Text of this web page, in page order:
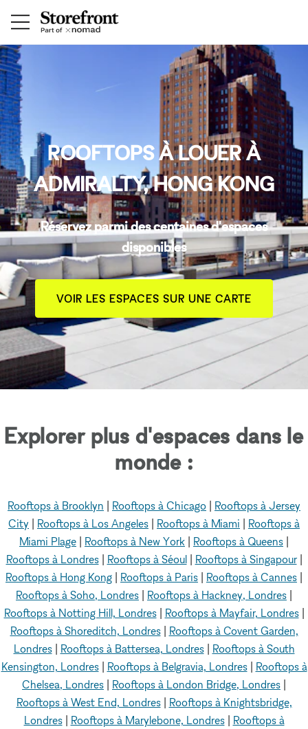
ROOFTOPS À LOUER À
ADMIRALTY, HONG KONG
Réservez parmi des centaines d'espaces
disponibles
VOIR LES ESPACES SUR UNE CARTE
Explorer plus d'espaces dans le
monde :
Rooftops à Brooklyn Rooftops à Chicago
Rooftops à Jersey
City
Rooftops à Los Angeles Rooftops à Miami
Rooftops à
Miami Plage
Rooftops à New York Rooftops à Queens
Rooftops à Londres| Rooftops à Séoul| Rooftops à Singapour|
Rooftops à Hong Kong
Rooftops à Paris Rooftops à Cannes
Rooftops à Soho, Londres
Rooftops à Hackney, Londres
Rooftops à Notting Hill, Londres| Rooftops à Mayfair, Londres|
Rooftops à Shoreditch, Londres| Rooftops à Covent Garden,
Londres| Rooftops à Battersea, Londres| Rooftops à South
Kensington, Londres| Rooftops à Belgravia, Londres| Rooftops à
Chelsea, Londres
Rooftops à London Bridge, Londres
Rooftops à West End, Londres| Rooftops à Knightsbridge,
Londres| Rooftops à Marylebone, Londres| Rooftops à